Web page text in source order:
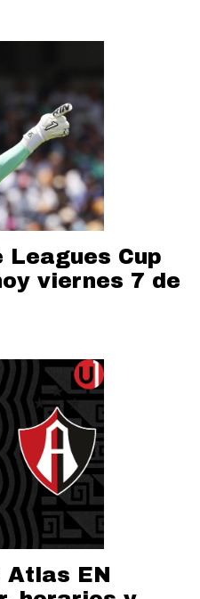
Leagues Cup
viernes 7 de
EN